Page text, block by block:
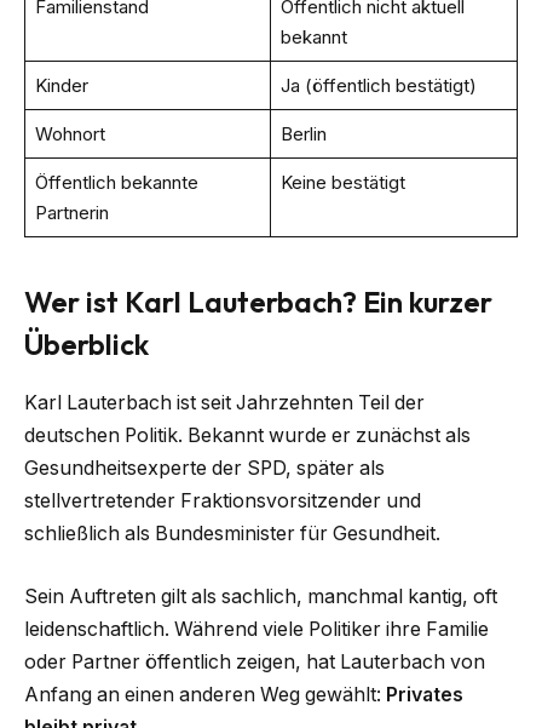
Familienstand
Öffentlich nicht aktuell
bekannt
Kinder Ja (öffentlich bestätigt)
Wohnort Berlin
Öffentlich bekannte
Partnerin
Keine bestätigt
Wer ist Karl Lauterbach? Ein kurzer
Überblick
Karl Lauterbach ist seit Jahrzehnten Teil der
deutschen Politik. Bekannt wurde er zunächst als
Gesundheitsexperte der SPD, später als
stellvertretender Fraktionsvorsitzender und
schließlich als Bundesminister für Gesundheit.
Sein Auftreten gilt als sachlich, manchmal kantig, oft
leidenschaftlich. Während viele Politiker ihre Familie
oder Partner öffentlich zeigen, hat Lauterbach von
Anfang an einen anderen Weg gewählt: Privates